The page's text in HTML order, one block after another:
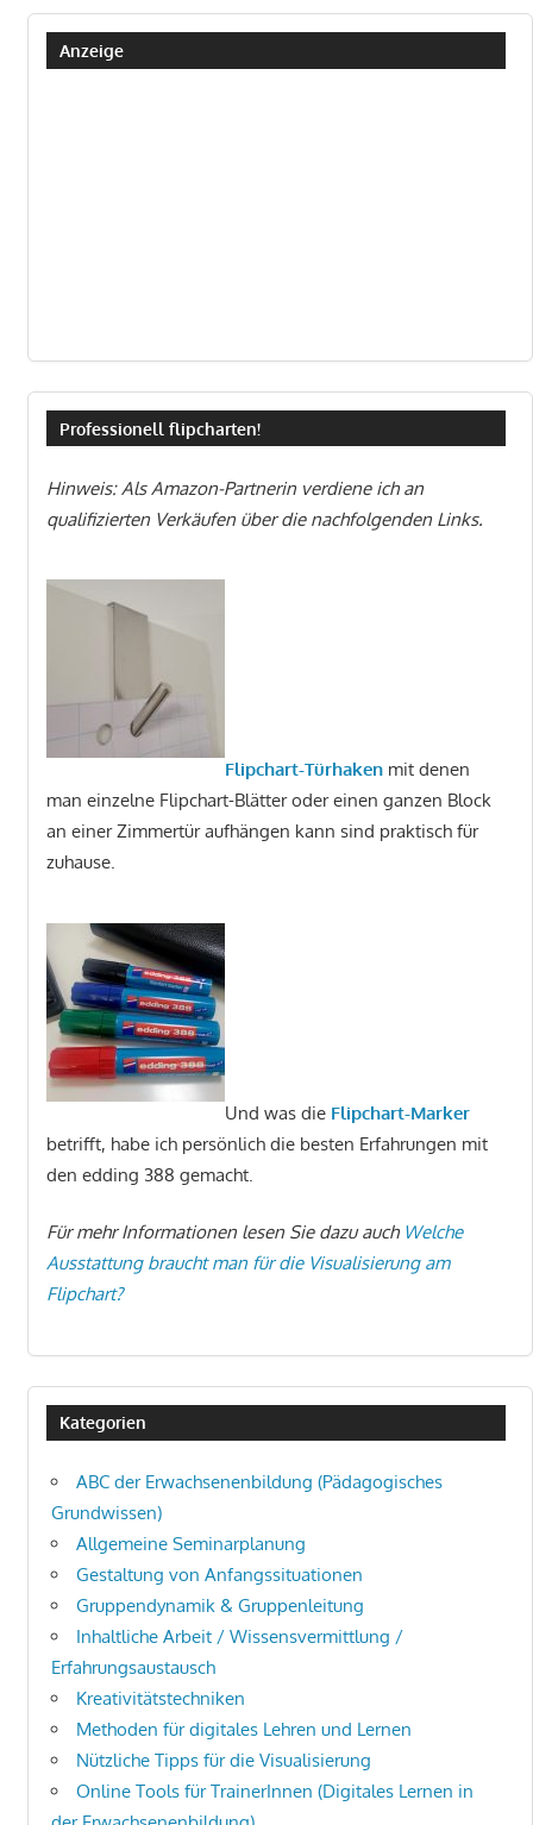
Anzeige
Professionell flipcharten!
Hinweis: Als Amazon-Partnerin verdiene ich an
qualifizierten Verkäufen über die nachfolgenden Links.
Flipchart-Türhakenmit denen
man einzelne Flipchart-Blätter oder einen ganzen Block
an einer Zimmertür aufhängen kann sind praktisch für
zuhause.
Und was die Flipchart-Marker
betrifft, habe ich persönlich die besten Erfahrungen mit
den edding 388 gemacht.
Für mehr Informationen lesen Sie dazu auch Welche
Ausstattung braucht man für die Visualisierung am
Flipchart?
Kategorien
ABC der Erwachsenenbildung (Pädagogisches
Grundwissen)
Allgemeine Seminarplanung
Gestaltung von Anfangssituationen
Gruppendynamik & Gruppenleitung
Inhaltliche Arbeit / Wissensvermittlung /
Erfahrungsaustausch
Kreativitätstechniken
Methoden für digitales Lehren und Lernen
Nützliche Tipps für die Visualisierung
Online Tools für TrainerInnen (Digitales Lernen in